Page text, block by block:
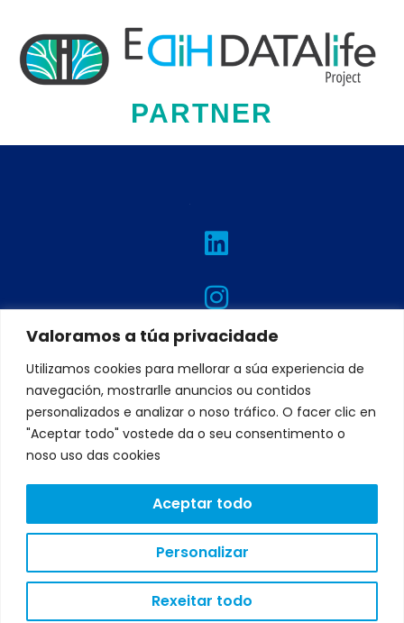
Valoramos a túa privacidade
Utilizamos cookies para mellorar a súa experiencia de
navegación, mostrarlle anuncios ou contidos
personalizados e analizar o noso tráfico. O facer clic en
"Aceptar todo" vostede da o seu consentimento o
noso uso das cookies
Personalizar
Rexeitar todo
Aceptar todo
PARTNER
L
i
n
k
e
d
i
n
I
n
s
t
a
g
r
a
m
T
w
i
t
t
e
r
F
a
c
e
b
o
o
k
Y
o
u
t
u
b
e
AVISO
POLÍTICA
DE
PRIVACIDADE
POLÍTICA
COOKIES